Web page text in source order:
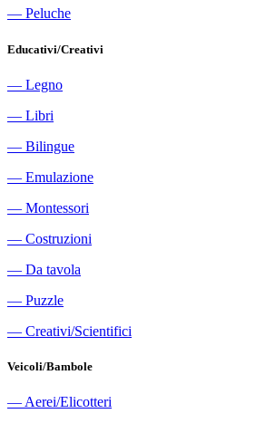
― Peluche
Educativi/Creativi
― Legno
― Libri
― Bilingue
― Emulazione
― Montessori
― Costruzioni
― Da tavola
― Puzzle
― Creativi/Scientifici
Veicoli/Bambole
― Aerei/Elicotteri